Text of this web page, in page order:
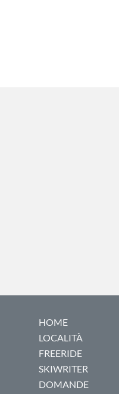
HOME
LOCALITÀ
FREERIDE
SKIWRITER
DOMANDE